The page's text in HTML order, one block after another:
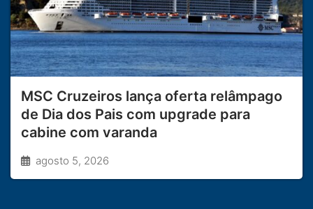
MSC Cruzeiros lança oferta relâmpago
de Dia dos Pais com upgrade para
cabine com varanda
agosto 5, 2026